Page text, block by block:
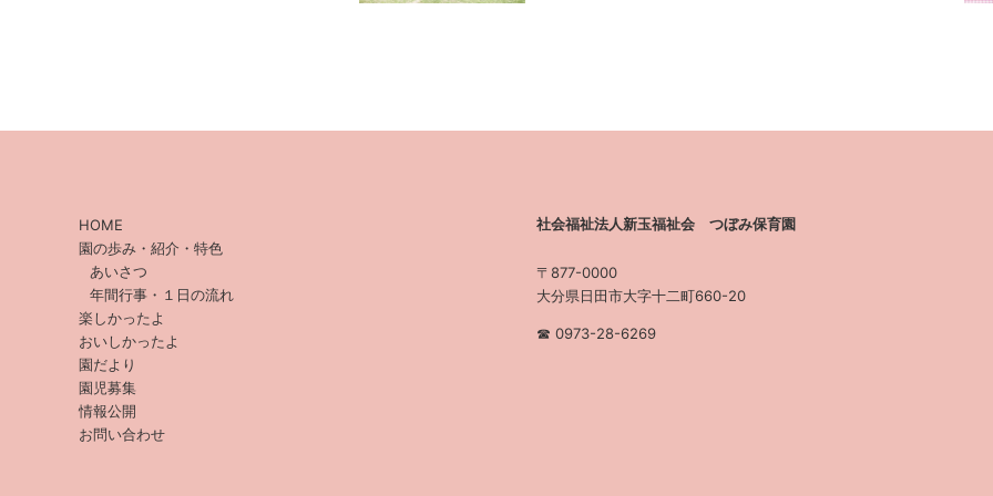
HOME
園の歩み・紹介・特色
あいさつ
年間行事・１日の流れ
楽しかったよ
おいしかったよ
園だより
園児募集
情報公開
お問い合わせ
社会福祉法人新玉福祉会 つぼみ保育園
〒877-0000
大分県日田市大字十二町660-20
☎︎ 0973-28-6269